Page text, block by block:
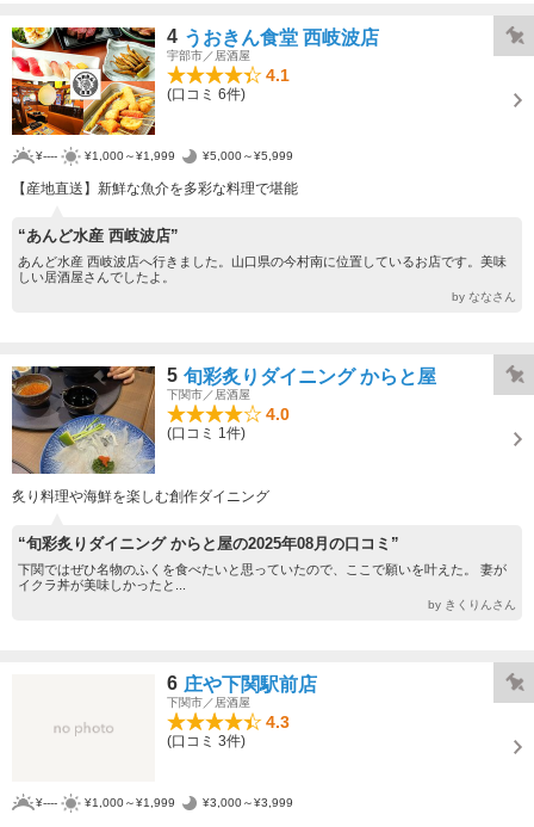
4 うおきん食堂 西岐波店
宇部市／居酒屋
4.1
(口コミ 6件)
¥---- ¥1,000～¥1,999 ¥5,000～¥5,999
【産地直送】新鮮な魚介を多彩な料理で堪能
“あんど水産 西岐波店”
あんど水産 西岐波店へ行きました。山口県の今村南に位置しているお店です。美味
しい居酒屋さんでしたよ。
by ななさん
5 旬彩炙りダイニング からと屋
下関市／居酒屋
4.0
(口コミ 1件)
炙り料理や海鮮を楽しむ創作ダイニング
“旬彩炙りダイニング からと屋の2025年08月の口コミ”
下関ではぜひ名物のふくを食べたいと思っていたので、ここで願いを叶えた。 妻が
イクラ丼が美味しかったと...
by きくりんさん
6 庄や下関駅前店
下関市／居酒屋
4.3
(口コミ 3件)
¥---- ¥1,000～¥1,999 ¥3,000～¥3,999